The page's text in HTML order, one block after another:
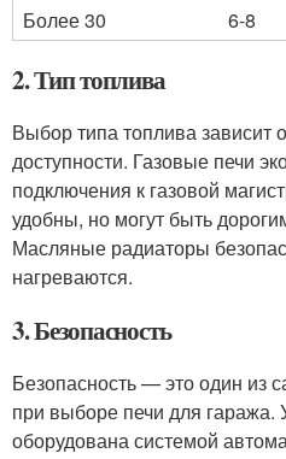
Более 30 6-8
2. Тип топлива
Выбор типа топлива зависит
доступности. Газовые печи
подключения к газовой
удобны, но могут быть
Масляные радиаторы
нагреваются.
3. Безопасность
Безопасность — это один из
при выборе печи для гаража.
оборудована системой